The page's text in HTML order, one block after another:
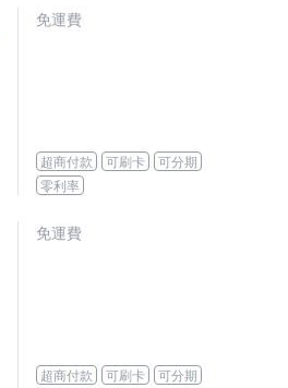
免運費
超商付款 可刷卡
可分期
零利率
免運費
超商付款 可刷卡
可分期